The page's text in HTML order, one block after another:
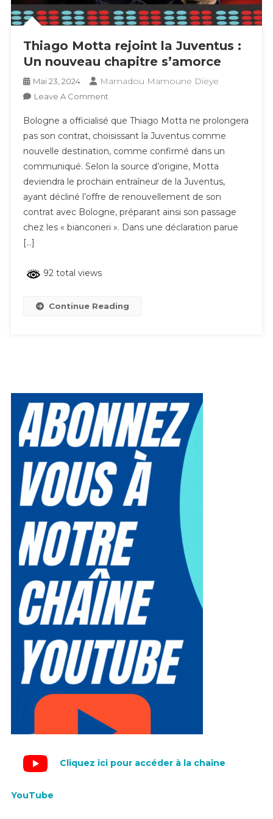
Thiago Motta rejoint la Juventus :
Un nouveau chapitre s’amorce
Mai 23, 2024 Mamadou Mamoune Dieye
Leave A CommentOn
Motta
Rejoint
La
Juventus
:
Un
Nouveau
Chapitre
Bologne a officialisé que Thiago Motta ne prolongera
pas son contrat, choisissant la Juventus comme
nouvelle destination, comme confirmé dans un
communiqué. Selon la source d’origine, Motta
deviendra le prochain entraîneur de la Juventus,
ayant décliné l’offre de renouvellement de son
contrat avec Bologne, préparant ainsi son passage
chez les « bianconeri ». Dans une déclaration parue
[…]
92 total views
Continue Reading
Cliquez ici pour accéder à la chaîne
YouTube